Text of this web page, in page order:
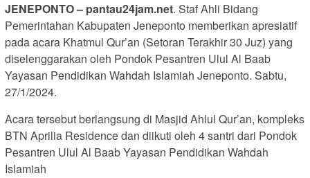
JENEPONTO – pantau24jam.net. Staf Ahli Bidang
Pemerintahan Kabupaten Jeneponto memberikan apresiatif
pada acara Khatmul Qur’an (Setoran Terakhir 30 Juz) yang
diselenggarakan oleh Pondok Pesantren Ulul Al Baab
Yayasan Pendidikan Wahdah Islamiah Jeneponto. Sabtu,
27/1/2024.
Acara tersebut berlangsung di Masjid Ahlul Qur’an, kompleks
BTN Aprilia Residence dan diikuti oleh 4 santri dari Pondok
Pesantren Ulul Al Baab Yayasan Pendidikan Wahdah
Islamiah